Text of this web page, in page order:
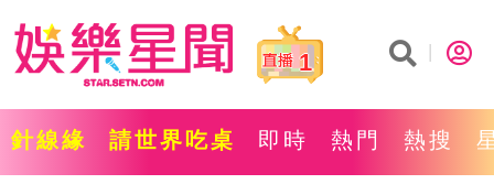
1
針線緣 請世界吃桌 即時 熱門 熱搜